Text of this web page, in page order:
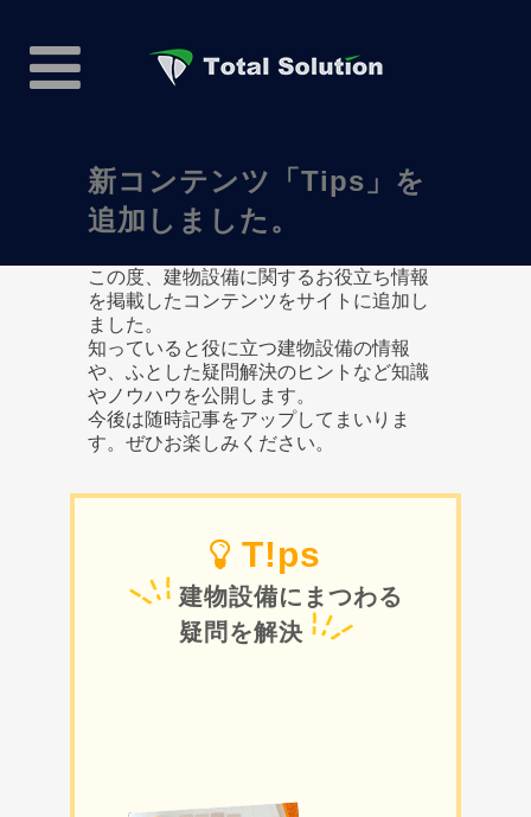
新コンテンツ「Tips」を
追加しました。
この度、建物設備に関するお役立ち情報
を掲載したコンテンツをサイトに追加し
ました。
知っていると役に立つ建物設備の情報
や、ふとした疑問解決のヒントなど知識
やノウハウを公開します。
今後は随時記事をアップしてまいりま
す。ぜひお楽しみください。
T!ps
建物設備にまつわる
疑問を解決